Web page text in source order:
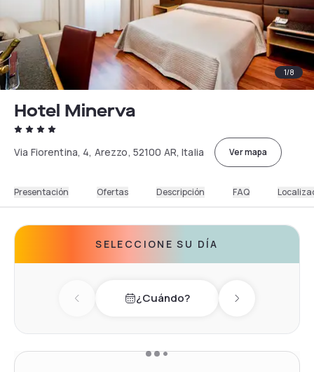
1/8
Hotel Minerva
Via Fiorentina, 4, Arezzo, 52100 AR, Italia Ver mapa
Presentación Ofertas Descripción FAQ
SELECCIONE SU DÍA
Previous day¿Cuándo? Next day